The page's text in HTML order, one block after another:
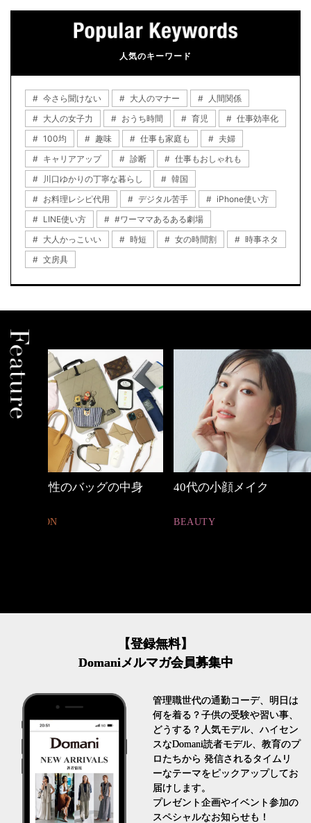
人気のキーワード
今さら聞けない 大人のマナー
人間関係
大人の女子力
おうち時間 育児
仕事効率化
100均
趣味 仕事も家庭も
夫婦
キャリアアップ
診断
仕事もおしゃれも
川口ゆかりの丁寧な暮らし
韓国
お料理レシピ代用
デジタル苦手
iPhone使い方
LINE使い方
#ワーママあるある劇場
大人かっこいい
時短 女の時間割
時事ネタ
文房具
40代の小顔メイク
BEAUTY
優木まおみさん「
【登録無料】
Domaniメルマガ会員募集中
管理職世代の通勤コーデ、明日は
何を着る？子供の受験や習い事、
どうする？人気モデル、ハイセン
スなDomani読者モデル、教育のプ
ロたちから 発信されるタイムリ
ーなテーマをピックアップしてお
届けします。
プレゼント企画やイベント参加の
スペシャルなお知らせも！